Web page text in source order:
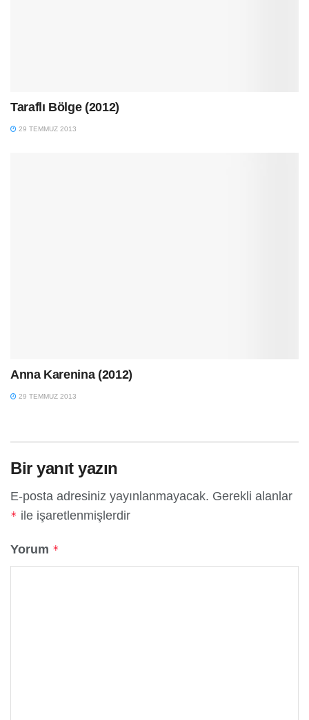
Taraflı Bölge (2012)
29 TEMMUZ 2013
Anna Karenina (2012)
29 TEMMUZ 2013
Bir yanıt yazın
E-posta adresiniz yayınlanmayacak. Gerekli alanlar
* ile işaretlenmişlerdir
Yorum *